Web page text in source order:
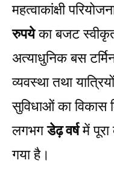
महत्वाकांक्षी
रुपयेका बजट
अत्याधुनिक बस
व्यवस्था तथा
सुविधाओं का विकास
लगभगडेढ़ वर्षमें पूरा
गया है।